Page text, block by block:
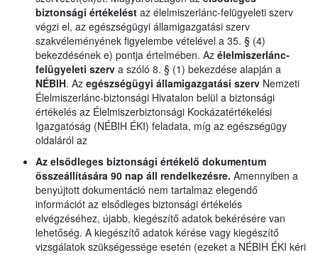
biztonsági értékelést az élelmiszerlánc-felügyeleti szerv
végzi el, az egészségügyi államigazgatási szerv
szakvéleményének figyelembe vételével a 35. § (4)
bekezdésének e) pontja értelmében. Az élelmiszerlánc-
felügyeleti szerv a szóló 8. § (1) bekezdése alapján a
NÉBIH. Az egészségügyi államigazgatási szerv Nemzeti
Élelmiszerlánc-biztonsági Hivatalon belül a biztonsági
értékelés az Élelmiszerbiztonsági Kockázatértékelési
Igazgatóság (NÉBIH ÉKI) feladata, míg az egészségügy
oldaláról az
Az elsődleges biztonsági értékelő dokumentum
összeállítására 90 nap áll rendelkezésre. Amennyiben a
benyújtott dokumentáció nem tartalmaz elegendő
információt az elsődleges biztonsági értékelés
elvégzéséhez, újabb, kiegészítő adatok bekérésére van
lehetőség. A kiegészítő adatok kérése vagy kiegészítő
vizsgálatok szükségessége esetén (ezeket a NÉBIH ÉKI kéri